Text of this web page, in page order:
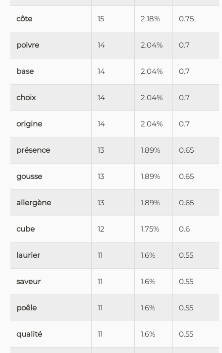
côte 15 2.18% 0.75
poivre 14 2.04% 0.7
base 14 2.04% 0.7
choix 14 2.04% 0.7
origine 14 2.04% 0.7
présence 13 1.89% 0.65
gousse 13 1.89% 0.65
allergène 13 1.89% 0.65
cube 12 1.75% 0.6
laurier 11 1.6% 0.55
saveur 11 1.6% 0.55
poêle 11 1.6% 0.55
qualité 11 1.6% 0.55